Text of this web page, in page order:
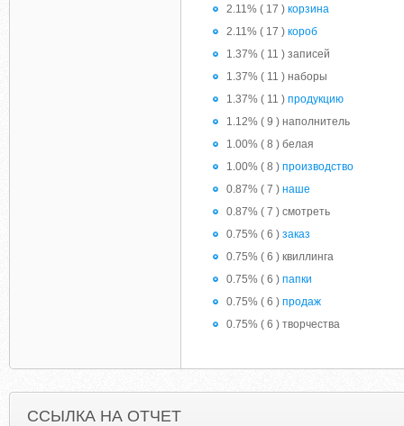
2.11% ( 17 ) корзина
2.11% ( 17 ) короб
1.37% ( 11 ) записей
1.37% ( 11 ) наборы
1.37% ( 11 ) продукцию
1.12% ( 9 ) наполнитель
1.00% ( 8 ) белая
1.00% ( 8 ) производство
0.87% ( 7 ) наше
0.87% ( 7 ) смотреть
0.75% ( 6 ) заказ
0.75% ( 6 ) квиллинга
0.75% ( 6 ) папки
0.75% ( 6 ) продаж
0.75% ( 6 ) творчества
ССЫЛКА НА ОТЧЕТ